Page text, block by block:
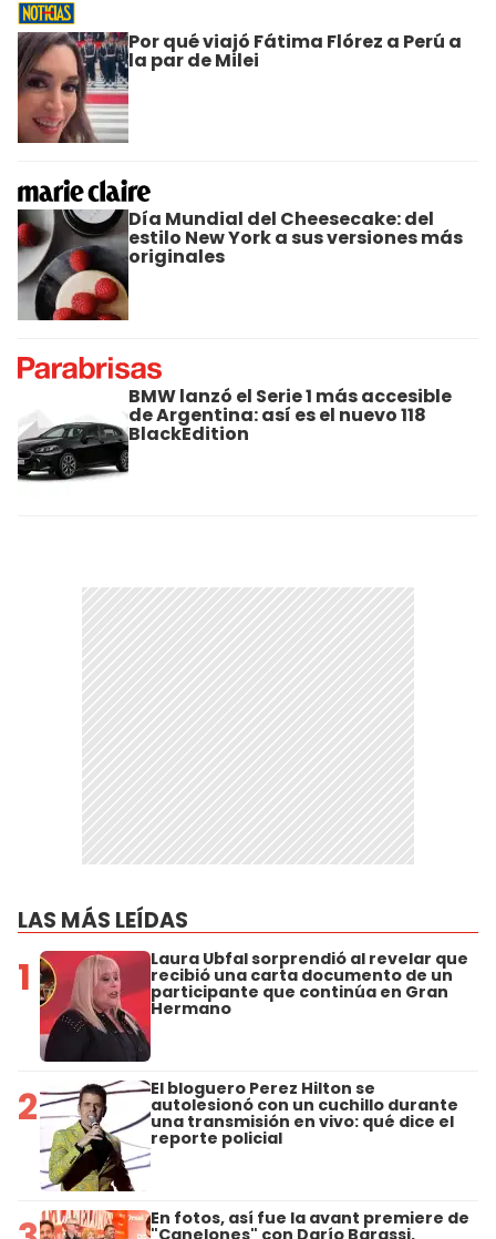
Por qué viajó Fátima Flórez a Perú a
la par de Milei
Día Mundial del Cheesecake: del
estilo New York a sus versiones más
originales
BMW lanzó el Serie 1 más accesible
de Argentina: así es el nuevo 118
BlackEdition
LAS MÁS LEÍDAS
1 Laura Ubfal sorprendió al revelar que
recibió una carta documento de un
participante que continúa en Gran
Hermano
2 El bloguero Perez Hilton se
autolesionó con un cuchillo durante
una transmisión en vivo: qué dice el
reporte policial
En fotos, así fue la avant premiere de
"Canelones" con Darío Barassi,